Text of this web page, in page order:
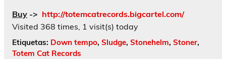
Buy -> http://totemcatrecords.bigcartel.com/
Visited 368 times, 1 visit(s) today
Etiquetas: Down tempo, Sludge, Stonehelm, Stoner,
Totem Cat Records